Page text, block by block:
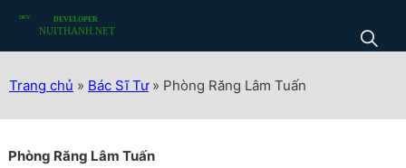
Trang chủ » Bác Sĩ Tư» Phòng Răng Lâm Tuấn
Phòng Răng Lâm Tuấn